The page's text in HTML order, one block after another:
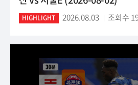
HIGHLIGHT 2026.08.03 조회수